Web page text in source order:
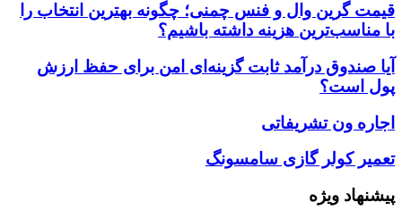
قیمت گرین وال و فنس چمنی؛ چگونه بهترین انتخاب را
با مناسب‌ترین هزینه داشته باشیم؟
آیا صندوق درآمد ثابت گزینه‌ای امن برای حفظ ارزش
پول است؟
اجاره ون تشریفاتی
تعمیر کولر گازی سامسونگ
پیشنهاد ویژه